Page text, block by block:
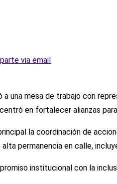
via email
a una mesa de trabajo con
en fortalecer alianzas
la coordinación de
permanencia en calle,
institucional con la